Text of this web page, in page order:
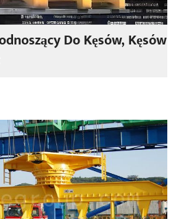
Do Kęsów, Kęsów